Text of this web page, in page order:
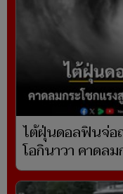
ไต้ฝุ่นดอลฟินจ่อ
โอกินาวา คาดล